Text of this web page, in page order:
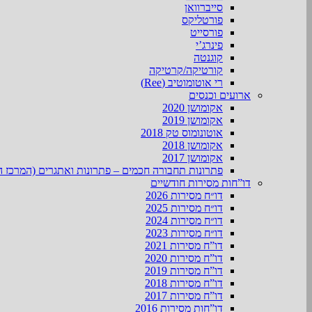
סייברוואן
פורטליקס
פורסייט
פינרג’י
קוגנטה
קורטיקה/קרטיקה
רי אוטומוטיב (Ree)
ארועים וכנסים
אקומושן 2020
אקומושן 2019
אוטונומוס טק 2018
אקומושן 2018
אקומושן 2017
פתרונות תחבורה חכמים – פתרונות ואתגרים (המרכז
דו”חות מסירות חודשיים
דו״ח מסירות 2026
דו״ח מסירות 2025
דו״ח מסירות 2024
דו״ח מסירות 2023
דו”ח מסירות 2021
דו”ח מסירות 2020
דו”ח מסירות 2019
דו”ח מסירות 2018
דו”ח מסירות 2017
דו”חות מסירות 2016